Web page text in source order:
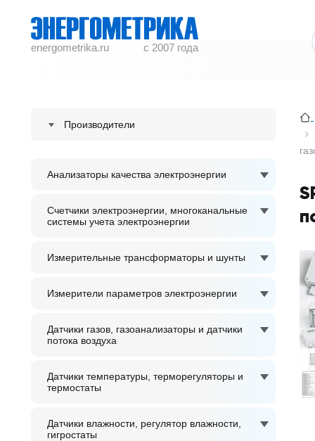
energometrika.ru с 2007 года
Производители
S plus S Regeltechnik GmbH
Анализаторы качества электроэнергии
Счетчики электроэнергии, многоканальные
системы учета электроэнергии
Измерительные трансформаторы и шунты
Измерители параметров электроэнергии
Датчики газов, газоанализаторы и датчики
потока воздуха
Датчики температуры, терморегуляторы и
термостаты
Датчики влажности, регулятор влажности,
гигростаты